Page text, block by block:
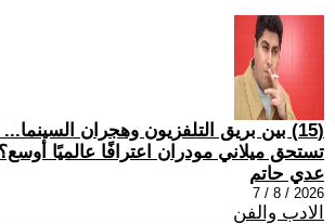
(15) بين بريق التلفزيون وهجران السينما...
تستحق ميلاني مودران اعترافًا عالميًا أوسع؟
عدي حاتم
2026 / 8 / 7
الادب والفن